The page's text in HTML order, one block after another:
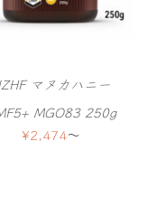
マヌカハニー
MGO83 250g
¥2,474〜